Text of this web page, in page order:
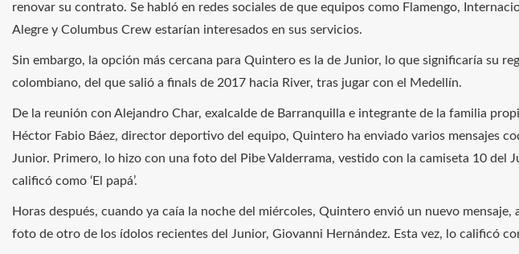
renovar su contrato. Se habló en redes sociales de que equipos como Flamengo,
Alegre y Columbus Crew estarían interesados ​​en sus servicios.
Sin embargo, la opción más cercana para Quintero es la de Junior, lo que significaría su
colombiano, del que salió a finals de 2017 hacia River, tras jugar con el Medellín.
De la reunión con Alejandro Char, exalcalde de Barranquilla e integrante de la familia
Héctor Fabio Báez, director deportivo del equipo, Quintero ha enviado varios mensajes
Junior. Primero, lo hizo con una foto del Pibe Valderrama, vestido con la camiseta 10 del
calificó como ‘El papá’.
Horas después, cuando ya caía la noche del miércoles, Quintero envió un nuevo mensaje,
foto de otro de los ídolos recientes del Junior, Giovanni Hernández. Esta vez, lo calificó